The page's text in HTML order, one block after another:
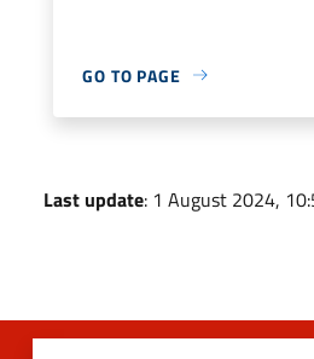
GO TO PAGE
Last update: 1 August 2024,